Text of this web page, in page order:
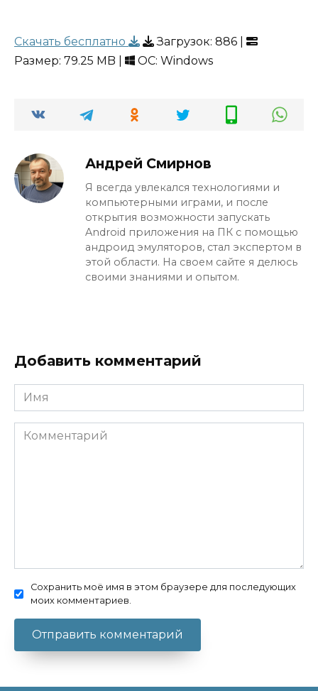
Скачать бесплатно Загрузок: 886
Размер: 79.25 MB |
ОС: Windows
Андрей Смирнов
Я всегда увлекался технологиями и
компьютерными играми, и после
открытия возможности запускать
Android приложения на ПК с помощью
андроид эмуляторов, стал экспертом в
этой области. На своем сайте я делюсь
своими знаниями и опытом.
Добавить комментарий
Имя
Комментарий
Сохранить моё имя в этом браузере для последующих
моих комментариев.